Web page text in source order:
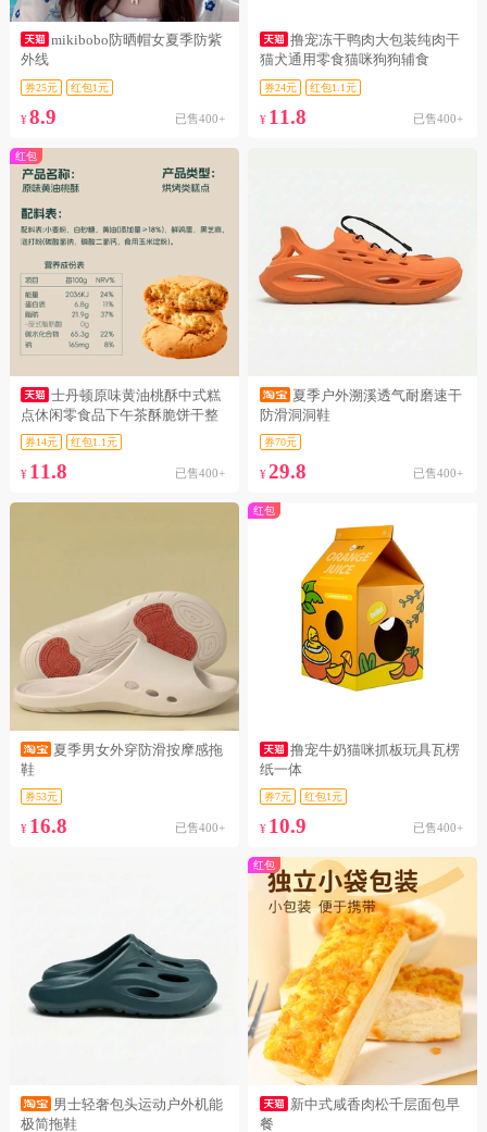
mikibobo防晒帽女夏季防紫
外线
券25元 红包1元
¥ 8.9 已售400+
撸宠冻干鸭肉大包装纯肉干
猫犬通用零食猫咪狗狗辅食
券24元 红包1.1元
¥ 11.8 已售400+
红包
士丹顿原味黄油桃酥中式糕
点休闲零食品下午茶酥脆饼干整
箱正品
券14元 红包1.1元
¥ 11.8 已售400+
夏季户外溯溪透气耐磨速干
防滑洞洞鞋
券70元
¥29.8 已售400+
夏季男女外穿防滑按摩感拖
鞋
券53元
¥ 16.8 已售400+
红包
撸宠牛奶猫咪抓板玩具瓦楞
纸一体
券7元 红包1元
¥ 10.9 已售400+
男士轻奢包头运动户外机能
极简拖鞋
红包
新中式咸香肉松千层面包早
餐